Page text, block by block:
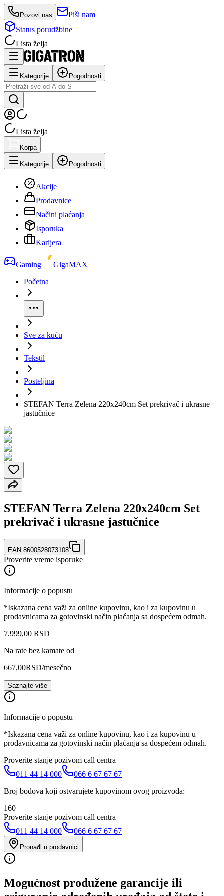
Pozovi nas
Piši nam
Status porudžbine
Lista želja
Kategorije Pogodnosti
Lista želja
Korpa
Kategorije Pogodnosti
Akcije
Prodavnice
Načini plaćanja
Isporuka
Karijera
Gaming
GigaMAX
Početna
Sve za kuću
Tekstil
Posteljina
STEFAN Terra Zelena 220x240cm Set prekrivač i ukrasne
jastučnice
STEFAN Terra Zelena 220x240cm Set
prekrivač i ukrasne jastučnice
EAN:8600528073108
Proverite vreme isporuke
Informacije o popustu
*Iskazana cena važi za online kupovinu, kao i za kupovinu u
prodavnicama za gotovinski način plaćanja sa dospećem odmah.
7.999,00 RSD
Na rate bez kamate od
667,00RSD/mesečno
Saznajte više
Informacije o popustu
*Iskazana cena važi za online kupovinu, kao i za kupovinu u
prodavnicama za gotovinski način plaćanja sa dospećem odmah.
Proverite stanje pozivom call centra
011 44 14 000
066 6 67 67 67
Broj bodova koji ostvarujete kupovinom ovog proizvoda:
160
Proverite stanje pozivom call centra
011 44 14 000
066 6 67 67 67
Pronađi u prodavnici
Mogućnost produžene garancije ili